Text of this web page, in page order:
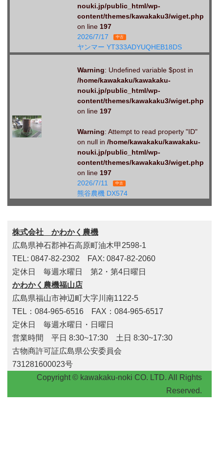
nouki.jp/public_html/wp-
content/themes/kawakaku3/wiget.php
on line 197
2026/7/17
中古
ヤンマー YT333ADYUQHEB18DS
Warning: Undefined variable $post in
/home/kawakaku/kawakaku-
nouki.jp/public_html/wp-
content/themes/kawakaku3/wiget.php
on line 197
Warning: Attempt to read property "ID"
on null in /home/kawakaku/kawakaku-
nouki.jp/public_html/wp-
content/themes/kawakaku3/wiget.php
on line 197
2026/7/11
中古
熊谷農機 DX574
株式会社 かわかく農機
広島県神石郡神石高原町油木甲2598-1
TEL: 0847-82-2302 FAX: 0847-82-2060
定休日 毎週水曜日 第2・第4日曜日
かわかく農機福山店
広島県福山市神辺町大字川南1122-5
TEL：084-965-6516 FAX：084-965-6517
定休日 毎週水曜日・日曜日
営業時間 平日 8:30~17:30 土日 8:30~17:30
古物商許可証広島県公安委員会
731281600023号
Copyright © kawakaku-noki CO. LTD. All Rights
Reserved.